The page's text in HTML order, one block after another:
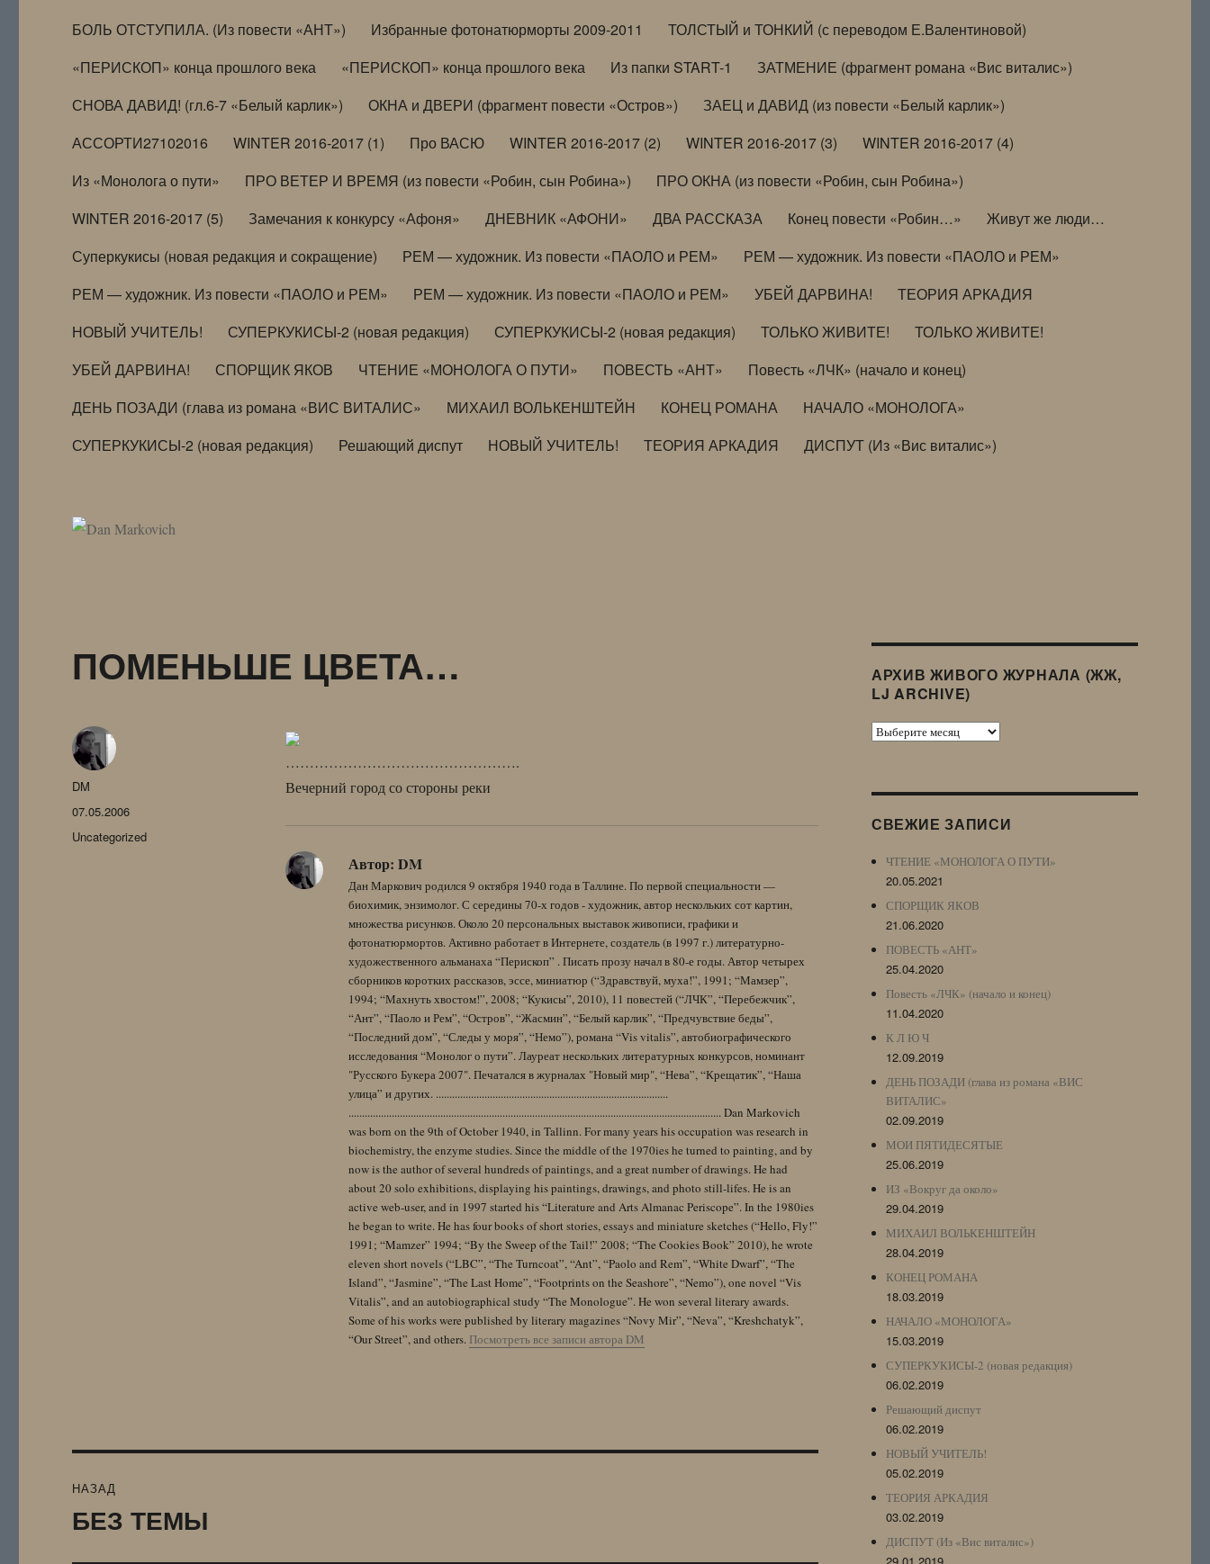
БОЛЬ ОТСТУПИЛА. (Из повести «АНТ»)
Избранные фотонатюрморты 2009-2011
ТОЛСТЫЙ и ТОНКИЙ (с переводом Е.Валентиновой)
«ПЕРИСКОП» конца прошлого века
«ПЕРИСКОП» конца прошлого века Из папки START-1
ЗАТМЕНИЕ (фрагмент романа «Вис виталис»)
СНОВА ДАВИД! (гл.6-7 «Белый карлик»)
ОКНА и ДВЕРИ (фрагмент повести «Остров»)
ЗАЕЦ и ДАВИД (из повести «Белый карлик»)
АССОРТИ27102016
WINTER 2016-2017 (1) Про ВАСЮ WINTER 2016-2017 (2) WINTER 2016-2017 (3)
WINTER 2016-2017 (4)
Из «Монолога о пути»
ПРО ВЕТЕР И ВРЕМЯ (из повести «Робин, сын Робина»)
ПРО ОКНА (из повести «Робин, сын Робина»)
WINTER 2016-2017 (5)
Замечания к конкурсу «Афоня» ДНЕВНИК «АФОНИ» ДВА РАССКАЗА Конец повести «Робин…»
Живут же люди…
Суперкукисы (новая редакция и сокращение)
РЕМ — художник. Из повести «ПАОЛО и РЕМ»
РЕМ — художник. Из повести «ПАОЛО и РЕМ»
РЕМ — художник. Из повести «ПАОЛО и РЕМ»
РЕМ — художник. Из повести «ПАОЛО и РЕМ» УБЕЙ ДАРВИНА!
ТЕОРИЯ АРКАДИЯ
НОВЫЙ УЧИТЕЛЬ!
СУПЕРКУКИСЫ-2 (новая редакция) СУПЕРКУКИСЫ-2 (новая редакция) ТОЛЬКО ЖИВИТЕ!
ТОЛЬКО ЖИВИТЕ!
УБЕЙ ДАРВИНА!
СПОРЩИК ЯКОВ ЧТЕНИЕ «МОНОЛОГА О ПУТИ» ПОВЕСТЬ «АНТ»
Повесть «ЛЧК» (начало и конец)
ДЕНЬ ПОЗАДИ (глава из романа «ВИС ВИТАЛИС»
МИХАИЛ ВОЛЬКЕНШТЕЙН КОНЕЦ РОМАНА
НАЧАЛО «МОНОЛОГА»
СУПЕРКУКИСЫ-2 (новая редакция)
Решающий диспут НОВЫЙ УЧИТЕЛЬ! ТЕОРИЯ АРКАДИЯ ДИСПУТ (Из «Вис виталис»)
ПОМЕНЬШЕ ЦВЕТА…
………………………………………….
Вечерний город со стороны реки
Автор: DM
Дан Маркович родился 9 октября 1940 года в Таллине. По первой специальности —
биохимик, энзимолог. С середины 70-х годов - художник, автор нескольких сот картин,
множества рисунков. Около 20 персональных выставок живописи, графики и
фотонатюрмортов. Активно работает в Интернете, создатель (в 1997 г.) литературно-
художественного альманаха “Перископ” . Писать прозу начал в 80-е годы. Автор четырех
сборников коротких рассказов, эссе, миниатюр (“Здравствуй, муха!”, 1991; “Мамзер”,
1994; “Махнуть хвостом!”, 2008; “Кукисы”, 2010), 11 повестей (“ЛЧК”, “Перебежчик”,
“Ант”, “Паоло и Рем”, “Остров”, “Жасмин”, “Белый карлик”, “Предчувствие беды”,
“Последний дом”, “Следы у моря”, “Немо”), романа “Vis vitalis”, автобиографического
исследования “Монолог о пути”. Лауреат нескольких литературных конкурсов, номинант
"Русского Букера 2007". Печатался в журналах "Новый мир", “Нева”, “Крещатик”, “Наша
улица” и других. ......................................................................................
.......................................................................................................................................... Dan Markovich
was born on the 9th of October 1940, in Tallinn. For many years his occupation was research in
biochemistry, the enzyme studies. Since the middle of the 1970ies he turned to painting, and by
now is the author of several hundreds of paintings, and a great number of drawings. He had
about 20 solo exhibitions, displaying his paintings, drawings, and photo still-lifes. He is an
active web-user, and in 1997 started his “Literature and Arts Almanac Periscope”. In the 1980ies
he began to write. He has four books of short stories, essays and miniature sketches (“Hello, Fly!”
1991; “Mamzer” 1994; “By the Sweep of the Tail!” 2008; “The Cookies Book” 2010), he wrote
eleven short novels (“LBC”, “The Turncoat”, “Ant”, “Paolo and Rem”, “White Dwarf”, “The
Island”, “Jasmine”, “The Last Home”, “Footprints on the Seashore”, “Nemo”), one novel “Vis
Vitalis”, and an autobiographical study “The Monologue”. He won several literary awards.
Some of his works were published by literary magazines “Novy Mir”, “Neva”, “Kreshchatyk”,
“Our Street”, and others. Посмотреть все записи автора DM
Автор
DM
Опубликовано
07.05.2006
Рубрики
Uncategorized
по
НАЗАД
Предыдущая
БЕЗ ТЕМЫ
АРХИВ ЖИВОГО ЖУРНАЛА (ЖЖ,
LJ ARCHIVE)
Архив
Archive)
СВЕЖИЕ ЗАПИСИ
ЧТЕНИЕ «МОНОЛОГА О ПУТИ»
20.05.2021
СПОРЩИК ЯКОВ
21.06.2020
ПОВЕСТЬ «АНТ»
25.04.2020
Повесть «ЛЧК» (начало и конец)
11.04.2020
К Л Ю Ч
12.09.2019
ДЕНЬ ПОЗАДИ (глава из романа «ВИС
ВИТАЛИС»
02.09.2019
МОИ ПЯТИДЕСЯТЫЕ
25.06.2019
ИЗ «Вокруг да около»
29.04.2019
МИХАИЛ ВОЛЬКЕНШТЕЙН
28.04.2019
КОНЕЦ РОМАНА
18.03.2019
НАЧАЛО «МОНОЛОГА»
15.03.2019
СУПЕРКУКИСЫ-2 (новая редакция)
06.02.2019
Решающий диспут
06.02.2019
НОВЫЙ УЧИТЕЛЬ!
05.02.2019
ТЕОРИЯ АРКАДИЯ
03.02.2019
ДИСПУТ (Из «Вис виталис»)